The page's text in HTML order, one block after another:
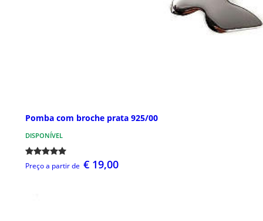
Pomba com broche prata 925/00
DISPONÍVEL
Preço a partir de € 19,00